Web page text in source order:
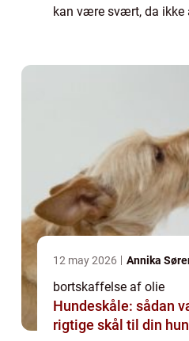
kan være svært, da ikke
12 may 2026 Annika
bortskaffelse af olie
Hundeskåle: sådan
rigtige skål til din